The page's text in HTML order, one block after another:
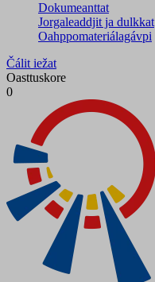
Dokumeanttat
Jorgaleaddjit ja dulkkat
Oahppomateriálagávpi
Čálit iežat
Oasttuskore
0